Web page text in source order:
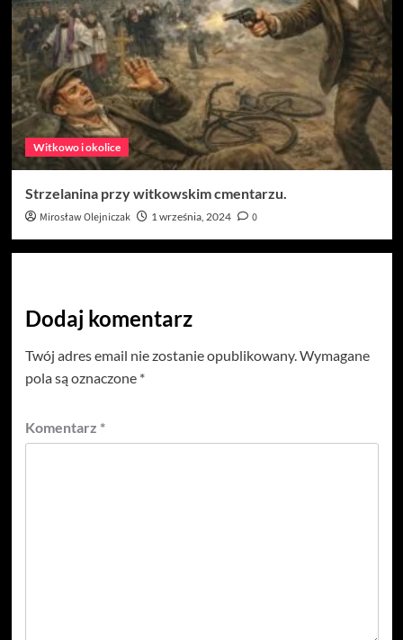
Witkowo i okolice
Strzelanina przy witkowskim cmentarzu.
Mirosław Olejniczak 1 września, 2024 0
Dodaj komentarz
Twój adres email nie zostanie opublikowany.Wymagane
pola są oznaczone *
Komentarz *